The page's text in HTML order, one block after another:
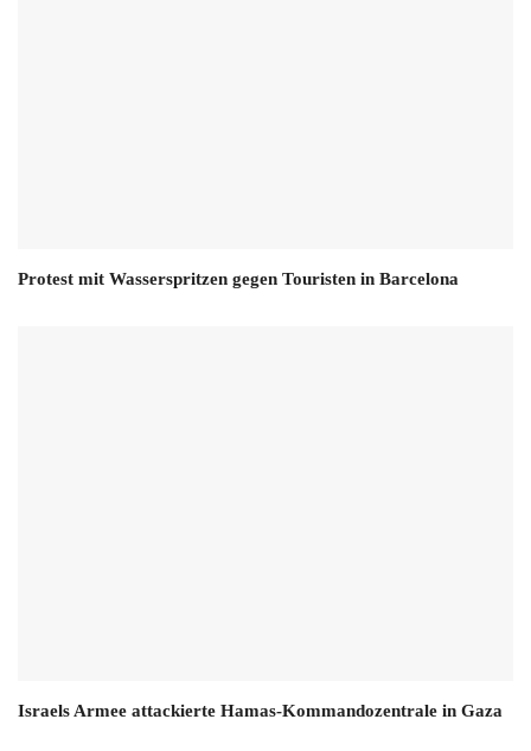
Protest mit Wasserspritzen gegen Touristen in Barcelona
Israels Armee attackierte Hamas-Kommandozentrale in Gaza